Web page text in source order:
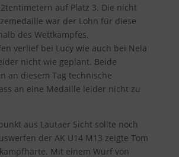
auf Platz 3. Die nicht
war der Lohn für diese
des Wettkampfes.
verlief bei Lucy wie auch bei Nela
nicht wie geplant. Beide
an diesem Tag technische
an eine Medaille leider nicht zu
aus Lautaer Sicht sollte noch
der AK U14 M13 zeigte Tom
Mit einem Wurf von